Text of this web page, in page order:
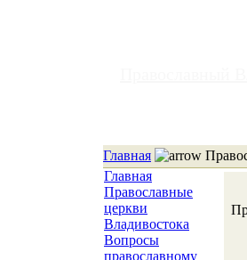
Главная
Главная
Православные
церкви
Владивостока
Вопросы
православному